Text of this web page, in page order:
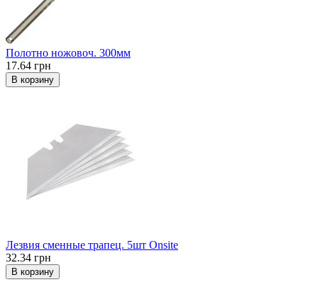
Полотно ножовоч. 300мм
17.64 грн
В корзину
Лезвия сменные трапец. 5шт Onsite
32.34 грн
В корзину